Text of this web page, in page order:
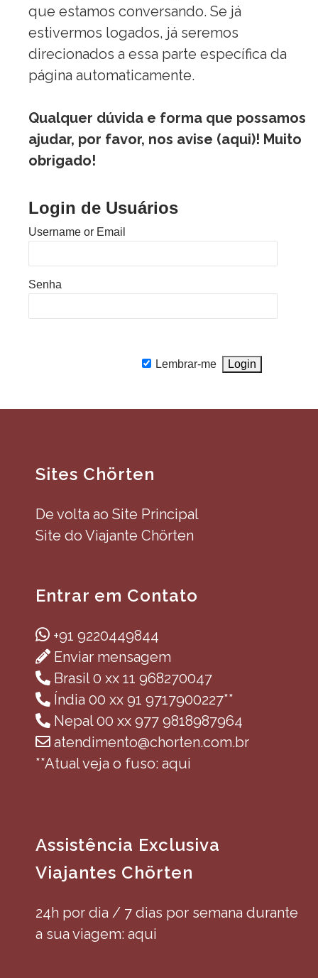
que estamos conversando. Se já
estivermos logados, já seremos
direcionados a essa parte específica da
página automaticamente.
Qualquer dúvida e forma que possamos
ajudar, por favor, nos avise (aqui)! Muito
obrigado!
Login de Usuários
Username or Email
Senha
Lembrar-me
Sites Chörten
De volta ao Site Principal
Site do Viajante Chörten
Entrar em Contato
+91 9220449844
Enviar mensagem
Brasil 0 xx 11 968270047
Índia 00 xx 91 9717900227**
Nepal 00 xx 977 9818987964
atendimento@chorten.com.br
**Atual veja o fuso: aqui
Assistência Exclusiva
Viajantes Chörten
24h por dia / 7 dias por semana durante
a sua viagem: aqui